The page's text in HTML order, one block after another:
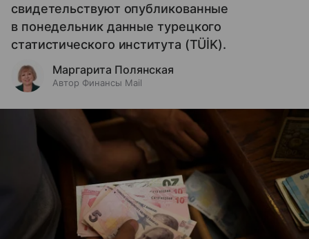
свидетельствуют опубликованные
в понедельник данные турецкого
статистического института (TÜİK).
Маргарита Полянская
Автор Финансы Mail